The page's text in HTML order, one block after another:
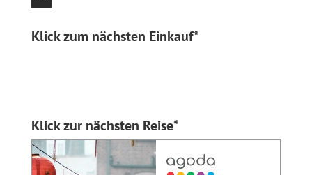
Klick zum nächsten Einkauf*
Klick zur nächsten Reise*